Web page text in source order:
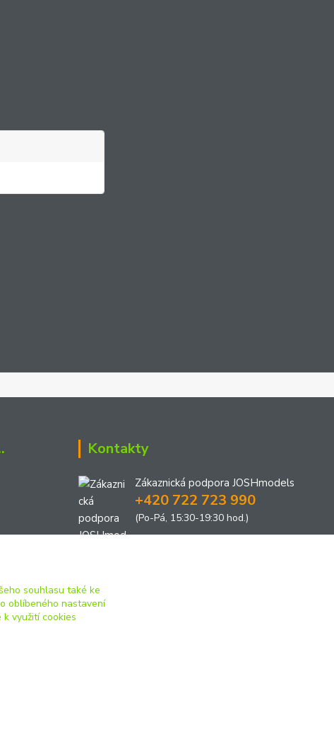
Kontakty
Zákaznická podpora JOSHmodels
+420 722 723 990
(Po-Pá, 15:30-19:30 hod.)
souhlasu také ke
oblíbeného nastavení
k využití cookies